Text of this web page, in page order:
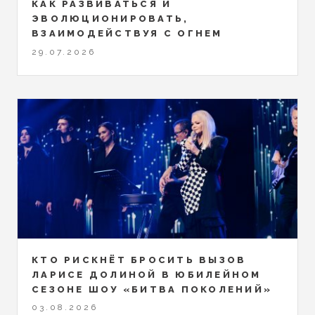
КАК РАЗВИВАТЬСЯ И
ЭВОЛЮЦИОНИРОВАТЬ,
ВЗАИМОДЕЙСТВУЯ С ОГНЕМ
29.07.2026
КТО РИСКНЁТ БРОСИТЬ ВЫЗОВ
ЛАРИСЕ ДОЛИНОЙ В ЮБИЛЕЙНОМ
СЕЗОНЕ ШОУ «БИТВА ПОКОЛЕНИЙ»
03.08.2026